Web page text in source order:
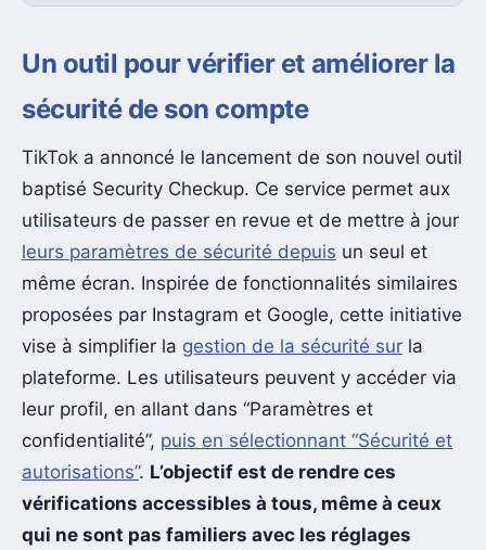
Un outil pour vérifier et améliorer la
sécurité de son compte
TikTok a annoncé le lancement de son nouvel outil
baptisé Security Checkup. Ce service permet aux
utilisateurs de passer en revue et de mettre à jour
leurs paramètres de sécurité depuis un seul et
même écran. Inspirée de fonctionnalités similaires
proposées par Instagram et Google, cette initiative
vise à simplifier la gestion de la sécurité sur la
plateforme. Les utilisateurs peuvent y accéder via
leur profil, en allant dans “Paramètres et
confidentialité”, puis en sélectionnant “Sécurité et
autorisations”. L’objectif est de rendre ces
vérifications accessibles à tous, même à ceux
qui ne sont pas familiers avec les réglages